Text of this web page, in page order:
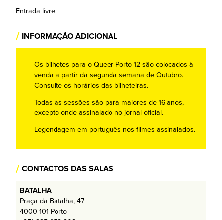
Entrada livre.
/ INFORMAÇÃO ADICIONAL
Os bilhetes para o Queer Porto 12 são colocados à
venda a partir da segunda semana de Outubro.
Consulte os horários das bilheteiras.
Todas as sessões são para maiores de 16 anos,
excepto onde assinalado no jornal oficial.
Legendagem em português nos filmes assinalados.
/ CONTACTOS DAS SALAS
BATALHA
Praça da Batalha, 47
4000-101 Porto